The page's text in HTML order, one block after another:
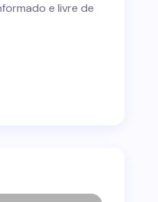
e livre de